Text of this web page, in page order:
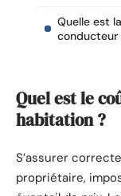
Quelle est
conducteur
Quel est le
habitation ?
S’assurer
propriétaire,